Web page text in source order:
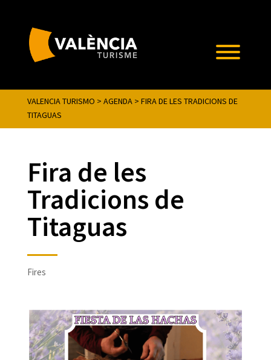
VALENCIA TURISMO > AGENDA> FIRA DE LES TRADICIONS DE
TITAGUAS
Fira de les
Tradicions de
Titaguas
Fires